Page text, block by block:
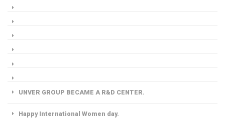
UNVER GROUP BECAME A R&D CENTER.
Happy International Women day.